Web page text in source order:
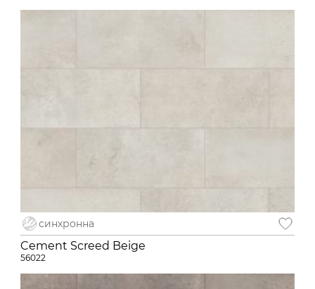
синхронна
Cement Screed Beige
56022